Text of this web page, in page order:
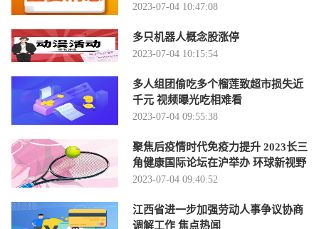
2023-07-04 10:47:08
多只机器人概念股涨停
2023-07-04 10:15:54
多人组团偷吃多个榴莲致超市损失近
千元 视频曝光吃相难看
2023-07-04 09:55:38
聚焦后疫情时代免疫力提升 2023长三
角健康国际论坛在沪举办 环球新视野
2023-07-04 09:40:52
江西省进一步加强劳动人事争议协商
调解工作 焦点热闻